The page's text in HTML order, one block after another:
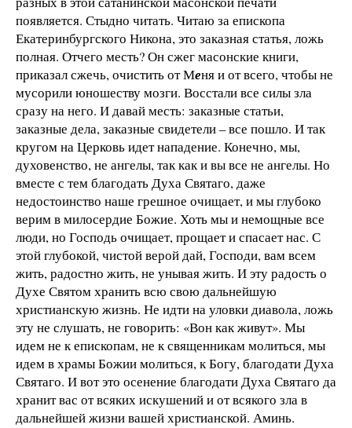
появляется. Стыдно читать. Читаю за епископа
Екатеринбургского Никона, это заказная статья, ложь
полная. Отчего месть? Он сжег масонские книги,
приказал сжечь, очистить от Меня и от всего, чтобы не
мусорили юношеству мозги. Восстали все силы зла
сразу на него. И давай месть: заказные статьи,
заказные дела, заказные свидетели – все пошло. И так
кругом на Церковь идет нападение. Конечно, мы,
духовенство, не ангелы, так как и вы все не ангелы. Но
вместе с тем благодать Духа Святаго, даже
недостоинство наше грешное очищает, и мы глубоко
верим в милосердие Божие. Хоть мы и немощные все
люди, но Господь очищает, прощает и спасает нас. С
этой глубокой, чистой верой дай, Господи, вам всем
жить, радостно жить, не унывая жить. И эту радость о
Духе Святом хранить всю свою дальнейшую
христианскую жизнь. Не идти на уловки диавола, ложь
эту не слушать, не говорить: «Вон как живут». Мы
идем не к епископам, не к священникам молиться, мы
идем в храмы Божии молиться, к Богу, благодати Духа
Святаго. И вот это осенение благодати Духа Святаго да
хранит вас от всяких искушений и от всякого зла в
дальнейшей жизни вашей христианской. Аминь.